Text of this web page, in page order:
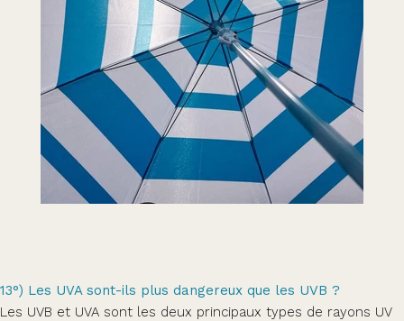
13°) Les UVA sont-ils plus dangereux que les UVB ?
Les UVB et UVA sont les deux principaux types de rayons UV